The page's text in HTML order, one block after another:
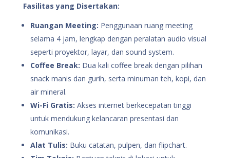
Fasilitas yang Disertakan:
Ruangan Meeting: Penggunaan ruang meeting
selama 4 jam, lengkap dengan peralatan audio visual
seperti proyektor, layar, dan sound system.
Coffee Break: Dua kali coffee break dengan pilihan
snack manis dan gurih, serta minuman teh, kopi, dan
air mineral.
Wi-Fi Gratis: Akses internet berkecepatan tinggi
untuk mendukung kelancaran presentasi dan
komunikasi.
Alat Tulis: Buku catatan, pulpen, dan flipchart.